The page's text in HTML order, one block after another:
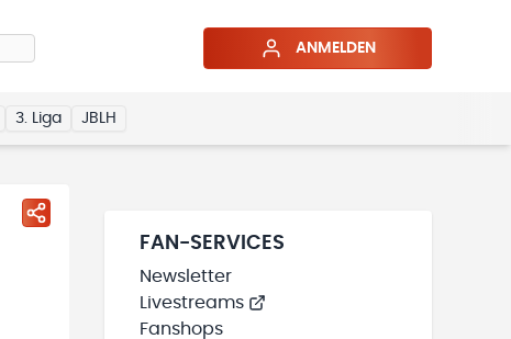
ANMELDEN
3. Liga JBLH
FAN-SERVICES
Newsletter
Livestreams
Fanshops